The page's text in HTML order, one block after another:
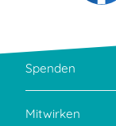
Spenden
Mitwirken